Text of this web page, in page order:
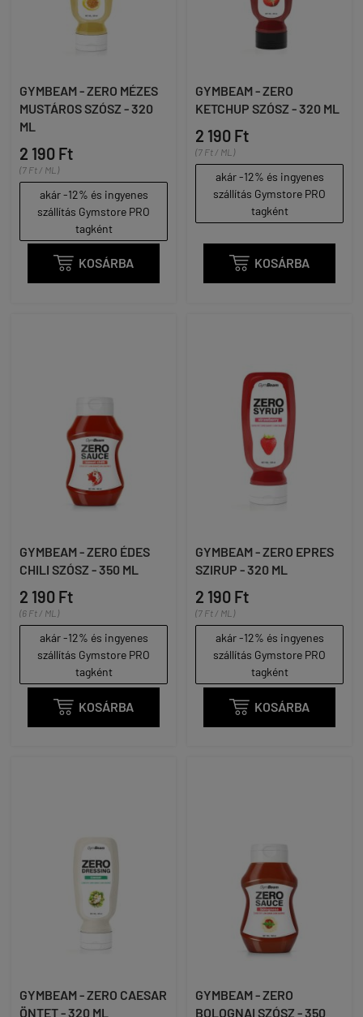
GYMBEAM - ZERO MÉZES
MUSTÁROS SZÓSZ - 320
ML
2 190 Ft
(7 Ft / ML)
akár -12% és ingyenes
szállítás Gymstore PRO
tagként
 KOSÁRBA
GYMBEAM - ZERO
KETCHUP SZÓSZ - 320 ML
2 190 Ft
(7 Ft / ML)
akár -12% és ingyenes
szállítás Gymstore PRO
tagként
 KOSÁRBA
GYMBEAM - ZERO ÉDES
CHILI SZÓSZ - 350 ML
2 190 Ft
(6 Ft / ML)
akár -12% és ingyenes
szállítás Gymstore PRO
tagként
 KOSÁRBA
GYMBEAM - ZERO EPRES
SZIRUP - 320 ML
2 190 Ft
(7 Ft / ML)
akár -12% és ingyenes
szállítás Gymstore PRO
tagként
 KOSÁRBA
GYMBEAM - ZERO CAESAR
ÖNTET - 320 ML
GYMBEAM - ZERO
BOLOGNAI SZÓSZ - 350